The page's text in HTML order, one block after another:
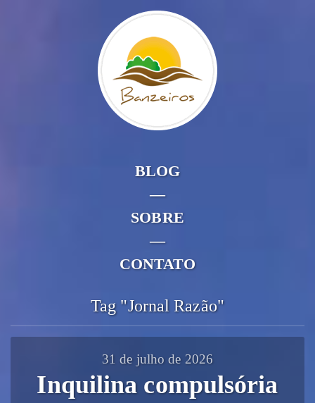
BLOG
—
SOBRE
—
CONTATO
Tag "Jornal Razão"
31 de julho de 2026
Inquilina compulsória